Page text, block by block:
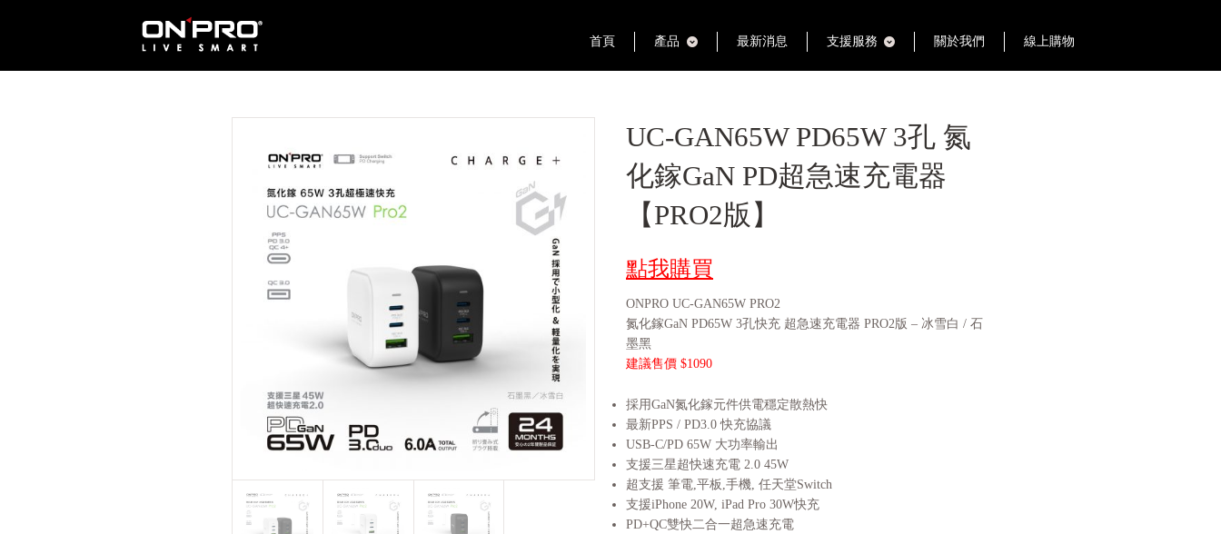
首頁 產品 最新消息 支援服務 關於我們 線上購物
UC-GAN65W PD65W 3孔 氮
化鎵GaN PD超急速充電器
【PRO2版】
點我購買
ONPRO UC-GAN65W PRO2
氮化鎵GaN PD65W 3孔快充 超急速充電器 PRO2版 – 冰雪白 / 石
墨黑
建議售價 $1090
採用GaN氮化鎵元件供電穩定散熱快
最新PPS / PD3.0 快充協議
USB-C/PD 65W 大功率輸出
支援三星超快速充電 2.0 45W
超支援 筆電,平板,手機, 任天堂Switch
支援iPhone 20W, iPad Pro 30W快充
PD+QC雙快二合一超急速充電